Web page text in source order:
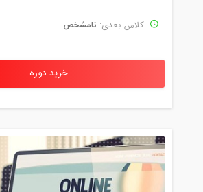
کلاس بعدی: نامشخص
خرید دوره